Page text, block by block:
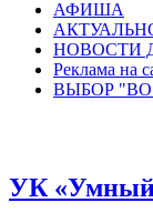
АФИША
НОВОСТИ
Реклама на
ВЫБОР
УК «Умный